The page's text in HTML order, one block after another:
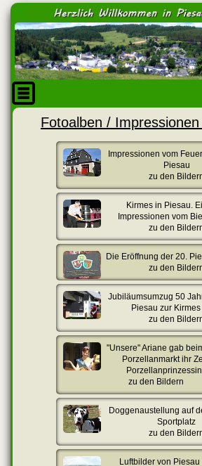
Fotoalben /
Impressionen vom
Piesau
zu den
Kirmes in Piesau.
Impressionen vom
zu den
Die Eröffnung der 20.
zu den
Jubiläumsumzug 50
Piesau zur
zu den
"Unsere" Ariane gab
Porzellanmarkt ihr
zu den Bildern
Doggenaustellung auf
Sportplatz
zu den
Luftbilder von Piesau